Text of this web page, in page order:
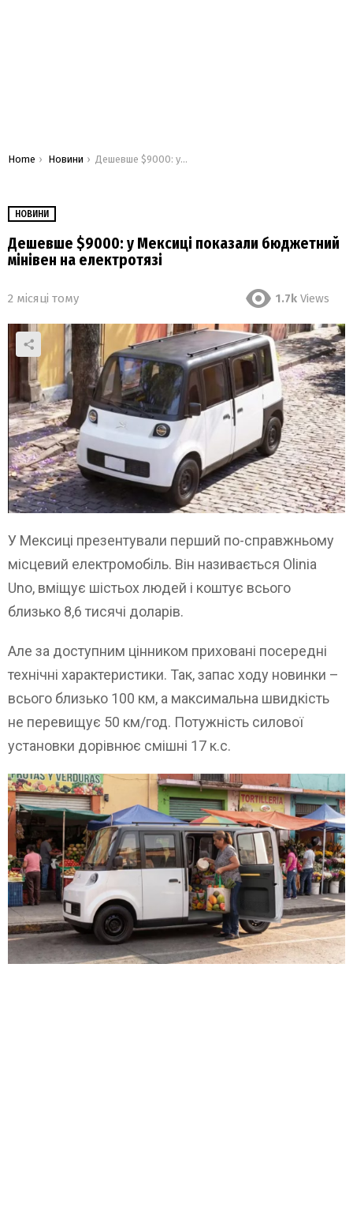
You are here:
Home Новини Дешевше $9000: у Мексиці показали бюджетний мінівен на електротязі
НОВИНИ
Дешевше $9000: у Мексиці показали бюджетний
мінівен на електротязі
2 місяці тому 1.7k Views
У Мексиці презентували перший по-справжньому
місцевий електромобіль. Він називається Olinia
Uno, вміщує шістьох людей і коштує всього
близько 8,6 тисячі доларів.
Але за доступним цінником приховані посередні
технічні характеристики. Так, запас ходу новинки –
всього близько 100 км, а максимальна швидкість
не перевищує 50 км/год. Потужність силової
установки дорівнює смішні 17 к.с.